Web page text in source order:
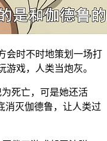
会时不时地策划一场打
戏，人类当炮灰。
死亡，可是她还活
消灭伽德鲁，让人类过